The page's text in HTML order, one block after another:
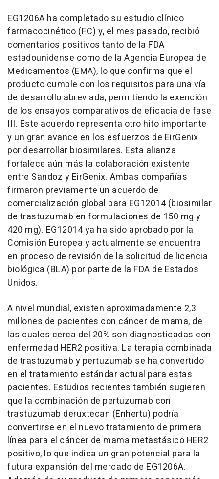
EG1206A ha completado su estudio clínico
farmacocinético (FC) y, el mes pasado, recibió
comentarios positivos tanto de la FDA
estadounidense como de la Agencia Europea de
Medicamentos (EMA), lo que confirma que el
producto cumple con los requisitos para una vía
de desarrollo abreviada, permitiendo la exención
de los ensayos comparativos de eficacia de fase
III. Este acuerdo representa otro hito importante
y un gran avance en los esfuerzos de EirGenix
por desarrollar biosimilares. Esta alianza
fortalece aún más la colaboración existente
entre Sandoz y EirGenix. Ambas compañías
firmaron previamente un acuerdo de
comercialización global para EG12014 (biosimilar
de trastuzumab en formulaciones de 150 mg y
420 mg). EG12014 ya ha sido aprobado por la
Comisión Europea y actualmente se encuentra
en proceso de revisión de la solicitud de licencia
biológica (BLA) por parte de la FDA de Estados
Unidos.
A nivel mundial, existen aproximadamente 2,3
millones de pacientes con cáncer de mama, de
las cuales cerca del 20% son diagnosticadas con
enfermedad HER2 positiva. La terapia combinada
de trastuzumab y pertuzumab se ha convertido
en el tratamiento estándar actual para estas
pacientes. Estudios recientes también sugieren
que la combinación de pertuzumab con
trastuzumab deruxtecan (Enhertu) podría
convertirse en el nuevo tratamiento de primera
línea para el cáncer de mama metastásico HER2
positivo, lo que indica un gran potencial para la
futura expansión del mercado de EG1206A.